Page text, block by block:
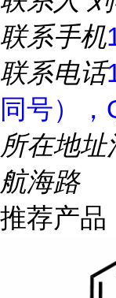
联系手机
联系电话
同号）
所在地址
航海路
推荐产品